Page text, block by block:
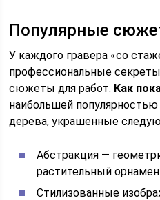
Популярные
У каждого гравера «со
профессиональные
сюжеты для работ. Как
наибольшей популярностью
дерева, украшенные
Абстракция —
растительный
Стилизованные